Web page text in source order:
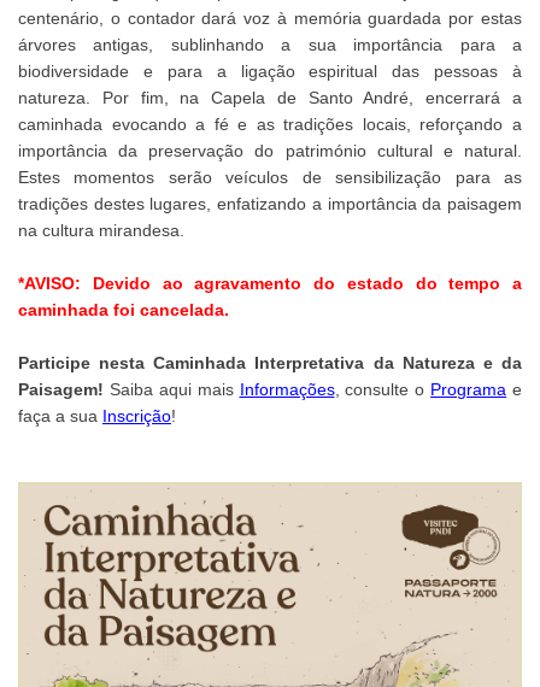
centenário, o contador dará voz à memória guardada por estas
árvores antigas, sublinhando a sua importância para a
biodiversidade e para a ligação espiritual das pessoas à
natureza. Por fim, na Capela de Santo André, encerrará a
caminhada evocando a fé e as tradições locais, reforçando a
importância da preservação do património cultural e natural.
Estes momentos serão veículos de sensibilização para as
tradições destes lugares, enfatizando a importância da paisagem
na cultura mirandesa.
*AVISO:
Devido ao agravamento do estado do tempo a
caminhada foi cancelada.
Participe nesta Caminhada Interpretativa da Natureza e da
Paisagem! Saiba aqui mais Informações, consulte o Programa e
faça a sua Inscrição!